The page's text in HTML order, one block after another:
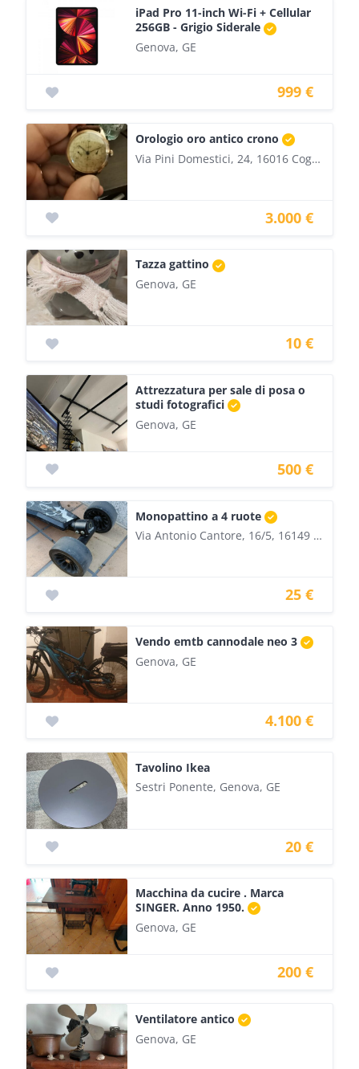
iPad Pro 11-inch Wi-Fi + Cellular
256GB - Grigio Siderale
Genova, GE
999 €
Orologio oro antico crono
Via Pini Domestici, 24, 16016 Cogoleto, Cogoleto GE, Italia
3.000 €
Tazza gattino
Genova, GE
10 €
Attrezzatura per sale di posa o
studi fotografici
Genova, GE
500 €
Monopattino a 4 ruote
Via Antonio Cantore, 16/5, 16149 Genova GE, Italia
25 €
Vendo emtb cannodale neo 3
Genova, GE
4.100 €
Tavolino Ikea
Sestri Ponente, Genova, GE
20 €
Macchina da cucire . Marca
SINGER. Anno 1950.
Genova, GE
200 €
Ventilatore antico
Genova, GE